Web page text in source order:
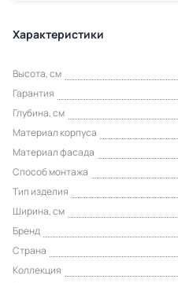
Характеристики
Высота, см
Гарантия
Глубина, см
Материал корпуса
Материал фасада
Способ монтажа
Тип изделия
Ширина, см
Бренд
Страна
Коллекция